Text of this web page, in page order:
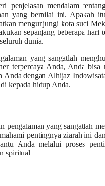
penjelasan mendalam
yang bernilai ini.
mengunjungi kota suci
sepanjang beberapa hari
dunia.
yang sangatlah
terpercaya Anda, Anda
Anda dengan Alhijaz
kepada hidup Anda.
pengalaman yang sangatlah
pentingnya ziarah ini
Anda melalui proses
spiritual.